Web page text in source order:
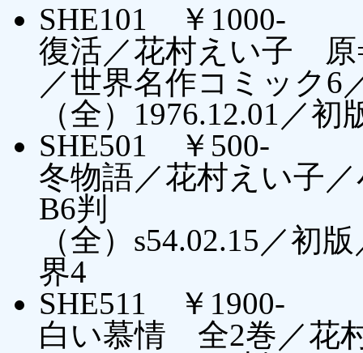
SHE101 ￥1000-
復活／花村えい子 原
／世界名作コミック6
（全）1976.12.01／初
SHE501 ￥500-
冬物語／花村えい子
B6判
（全）s54.02.15／初
界4
SHE511 ￥1900-
白い慕情 全2巻／花